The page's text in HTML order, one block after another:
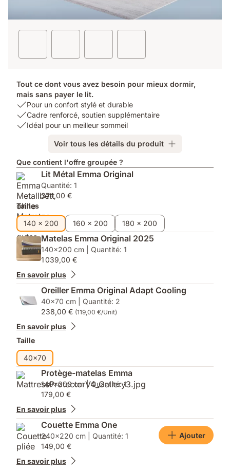
Tout ce dont vous avez besoin pour mieux dormir,
mais sans payer le lit.
USP
1:
Pour
et
durable
Pour un confort stylé et durable
USP
2:
supplémentaire
Cadre renforcé, soutien supplémentaire
USP
un
meilleur
sommeil
Idéal pour un meilleur sommeil
Voir tous les détails du produit
Que contient l'offre groupée ?
Lit Métal Emma Original
Quantité: 1
374,00 €
Tailles
140 x 200
160 x 200 180 x 200
Matelas Emma Original 2025
140x200 cm | Quantité: 1
1 039,00 €
En savoir plus
Oreiller Emma Original Adapt Cooling
40x70 cm | Quantité: 2
238,00 € (119,00 €/Unit)
En savoir plus
Taille
40x70
Protège-matelas Emma
140x200 cm | Quantité: 1
179,00 €
En savoir plus
Couette Emma One
240x220 cm | Quantité: 1
149,00 €
Ajouter
En savoir plus